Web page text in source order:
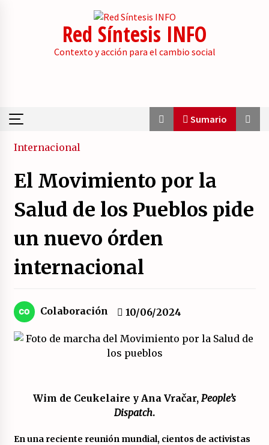
Red Síntesis INFO
Contexto y acción para el cambio social
Sumario
Sumario
La psicología de la desinformación y los
21/07/2026
Movilización social contra los presupuestos
21/07/2026
políticos.
¿Son marxistas las publicaciones de la
¿Por qué la «unidad de las izquierdas» es un
callejón sin salida?
19/07/2026
Internacional
El Movimiento por la
Salud de los Pueblos pide
un nuevo órden
internacional
Colaboración 10/06/2024
Wim de Ceukelaire y Ana Vračar, People’s
Dispatch.
En una reciente reunión mundial, cientos de activistas